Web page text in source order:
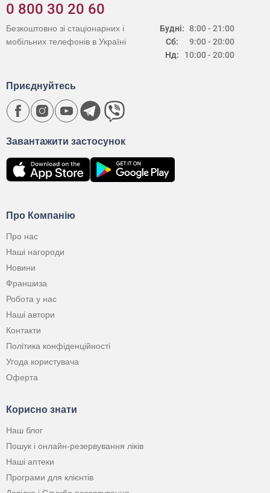
0 800 30 20 60
Будні:
Сб:
Нд:
8:00 - 21:00
9:00 - 20:00
10:00 - 20:00
Безкоштовно зі стаціонарних і
мобільних телефонів в Україні
Про Компанію
Про нас
Наші нагороди
Новини
Франшиза
Робота у нас
Наші автори
Контакти
Політика конфіденційності
Угода користувача
Оферта
Корисно знати
Наш блог
Пошук і онлайн-резервування ліків
Наші аптеки
Програми для клієнтів
Завантажити застосунок
Приєднуйтесь